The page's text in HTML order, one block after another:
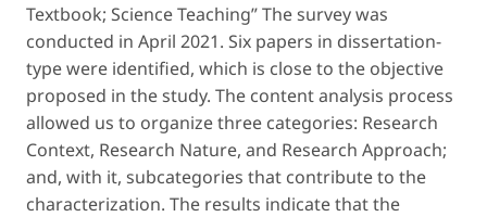
Textbook; Science Teaching” The survey was
conducted in April 2021. Six papers in dissertation-
type were identified, which is close to the objective
proposed in the study. The content analysis process
allowed us to organize three categories: Research
Context, Research Nature, and Research Approach;
and, with it, subcategories that contribute to the
characterization. The results indicate that the